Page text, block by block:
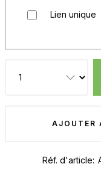
Lien unique
AJOUTER
Réf. d'article: